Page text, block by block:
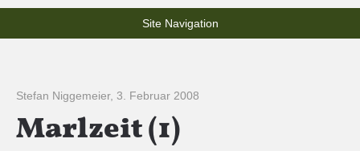
Site Navigation
Stefan Niggemeier, 3. Februar 2008
Marlzeit (1)